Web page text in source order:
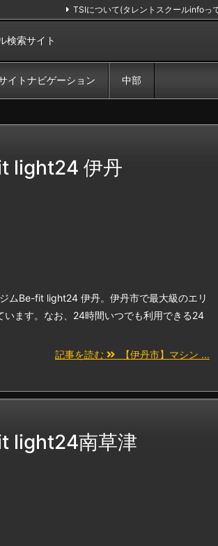
検索サイト
イトナビゲーション 中部
TSIについて(タレントスクールinfoっ
light24 伊丹
ムBe-fit light24 伊丹。伊丹市で最大級のエリ
ます。なお、24時間いつでも利用できる24
記事を読む
【伊丹市】マシン ...
light24南草津